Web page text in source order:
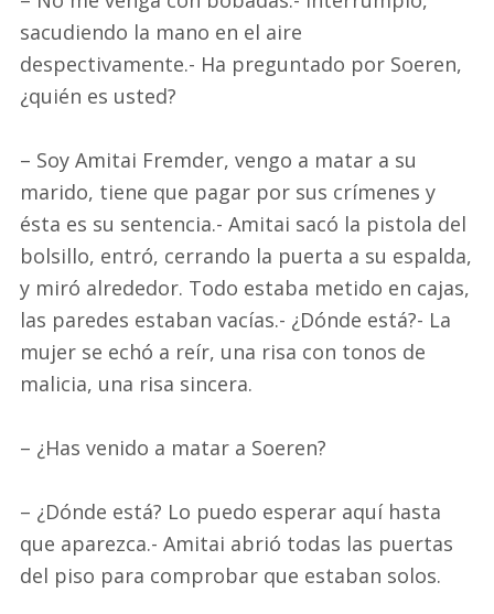
sacudiendo la mano en el aire
despectivamente.- Ha preguntado por Soeren,
¿quién es usted?
– Soy Amitai Fremder, vengo a matar a su
marido, tiene que pagar por sus crímenes y
ésta es su sentencia.- Amitai sacó la pistola del
bolsillo, entró, cerrando la puerta a su espalda,
y miró alrededor. Todo estaba metido en cajas,
las paredes estaban vacías.- ¿Dónde está?- La
mujer se echó a reír, una risa con tonos de
malicia, una risa sincera.
– ¿Has venido a matar a Soeren?
– ¿Dónde está? Lo puedo esperar aquí hasta
que aparezca.- Amitai abrió todas las puertas
del piso para comprobar que estaban solos.